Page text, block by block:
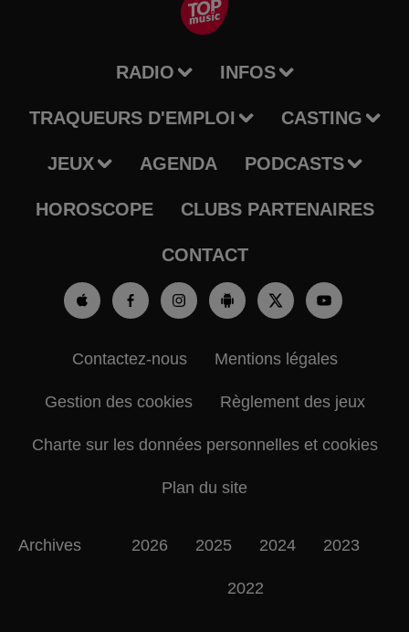
RADIO INFOS
TRAQUEURS D'EMPLOI CASTING
JEUX AGENDA PODCASTS
HOROSCOPE CLUBS PARTENAIRES
CONTACT
Contactez-nous Mentions légales
Gestion des cookies Règlement des jeux
Charte sur les données personnelles et cookies
Plan du site
Archives 2026 2025 2024 2023
2022